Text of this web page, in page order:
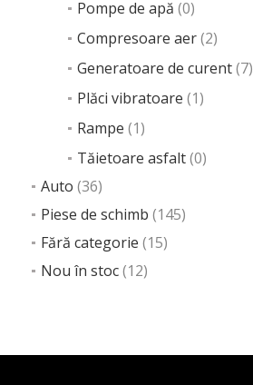
Accesorii
Cupe
Furci
Lame
Picoane
Sisteme de ancorare
Lanțuri antiderapante
Pompe de apă
Compresoare aer
Tăietoare asfalt
Pompe de apă (0)
Compresoare aer(2)
Generatoare de curent(7)
Plăci vibratoare (1)
Rampe (1)
Tăietoare asfalt(0)
Auto (36)
Piese de schimb (145)
Fără categorie (15)
Nou în stoc(12)